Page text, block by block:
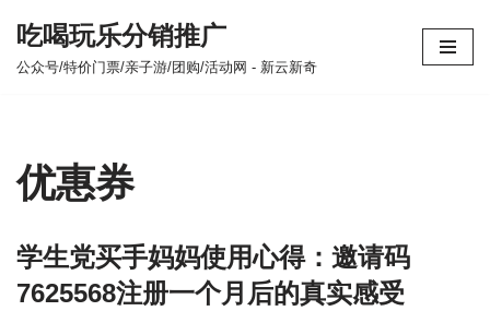
跳
吃喝玩乐分销推广
公众号/特价门票/亲子游/团购/活动网 - 新云新奇
优惠券
学生党买手妈妈使用心得：邀请码
7625568注册一个月后的真实感受